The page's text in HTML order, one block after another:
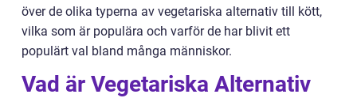
över de olika typerna av vegetariska alternativ till kött,
vilka som är populära och varför de har blivit ett
populärt val bland många människor.
Vad är Vegetariska Alternativ